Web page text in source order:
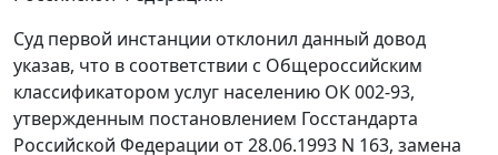
Суд первой инстанции отклонил данный довод
указав, что в соответствии с Общероссийским
классификатором услуг населению ОК 002-93,
утвержденным постановлением Госстандарта
Российской Федерации от 28.06.1993 N 163, замена